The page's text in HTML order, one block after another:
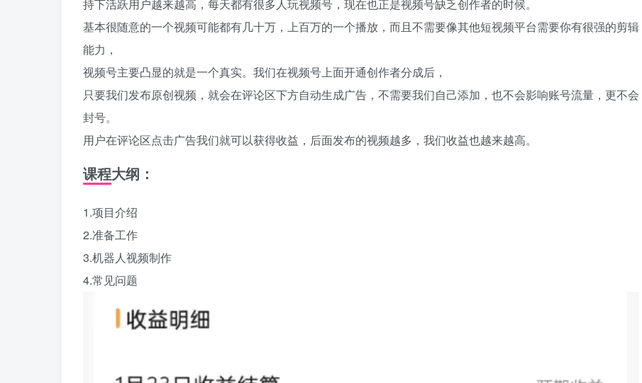
持下活跃用户越来越高，每天都有很多人玩视频号，现在也正是视频号缺乏创作者的时候。
基本很随意的一个视频可能都有几十万，上百万的一个播放，而且不需要像其他短视频平台需要你有很强的剪辑
能力，
视频号主要凸显的就是一个真实。我们在视频号上面开通创作者分成后，
只要我们发布原创视频，就会在评论区下方自动生成广告，不需要我们自己添加，也不会影响账号流量，更不会
封号。
用户在评论区点击广告我们就可以获得收益，后面发布的视频越多，我们收益也越来越高。
课程大纲：
1.项目介绍
2.准备工作
3.机器人视频制作
4.常见问题